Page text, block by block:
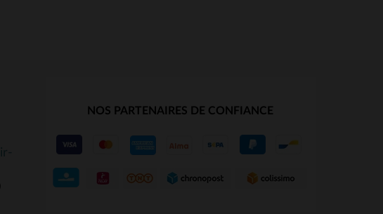
NOS PARTENAIRES DE CONFIANCE